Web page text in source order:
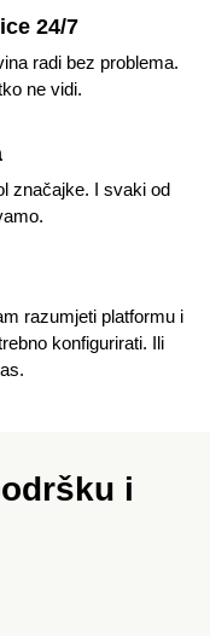
24/7
radi bez problema.
ne vidi.
značajke. I svaki od
razumjeti platformu i
konfigurirati. Ili
i